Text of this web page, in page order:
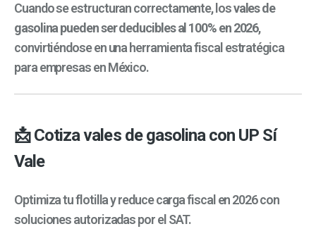
Cuando se estructuran correctamente, losvales de
gasolina pueden ser deducibles al 100% en 2026,
convirtiéndose en una herramienta fiscal estratégica
para empresas en México.
📩 Cotiza vales de gasolina con UP Sí
Vale
Optimiza tu flotilla y reduce carga fiscal en 2026 con
soluciones autorizadas por el SAT.